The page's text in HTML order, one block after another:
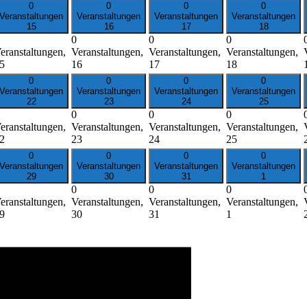
0
Veranstaltungen
15
0
Veranstaltungen
16
0
Veranstaltungen,
16
0
Veranstaltungen
17
0
Veranstaltungen,
17
0
Veranstaltungen
18
0
Veranstaltungen,
18
0
Veranstaltungen
22
0
Veranstaltungen
23
0
Veranstaltungen,
23
0
Veranstaltungen
24
0
Veranstaltungen,
24
0
Veranstaltungen
25
0
Veranstaltungen,
25
0
Veranstaltungen
29
0
Veranstaltungen
30
0
Veranstaltungen,
30
0
Veranstaltungen
31
0
Veranstaltungen,
31
0
Veranstaltungen
1
0
Veranstaltungen,
1